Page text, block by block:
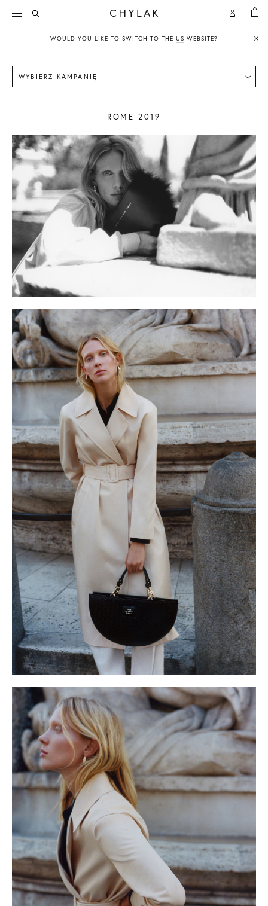
Open
Account
Open
Search
WOULD YOU LIKE TO SWITCH TO THE US WEBSITE?
WYBIERZ KAMPANIĘ
ROME 2019